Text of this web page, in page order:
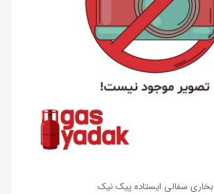
بخاری سفالی ایستاده پیک نیک